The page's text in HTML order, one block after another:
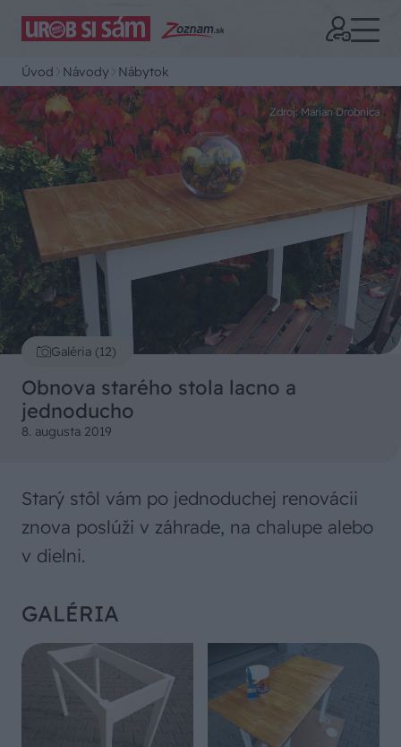
Úvod Návody Nábytok
Galéria (12)
Zdroj: Marian Drobnica
Obnova starého stola lacno a
jednoducho
8. augusta 2019
Starý stôl vám po jednoduchej renovácii
znova poslúži v záhrade, na chalupe alebo
v dielni.
GALÉRIA